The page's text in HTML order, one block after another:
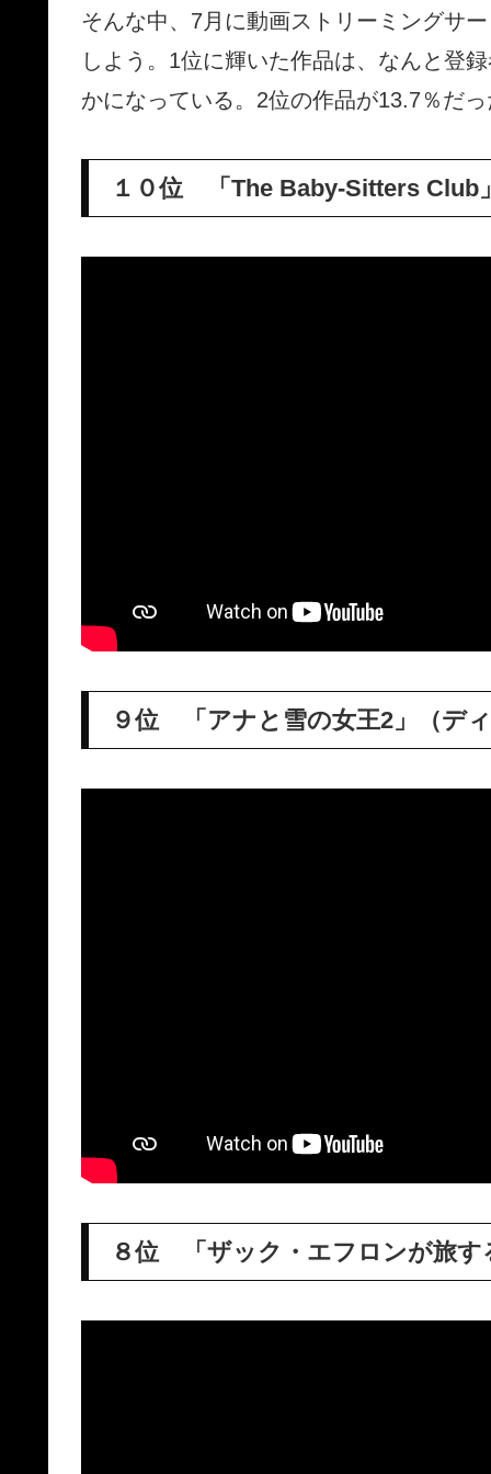
そんな中、7月に動画ストリーミングサ
しよう。1位に輝いた作品は、なんと登
かになっている。2位の作品が13.7％だ
１０位 「The Baby-Sitters Club
９位 「アナと雪の女王2」（デ
８位 「ザック・エフロンが旅す